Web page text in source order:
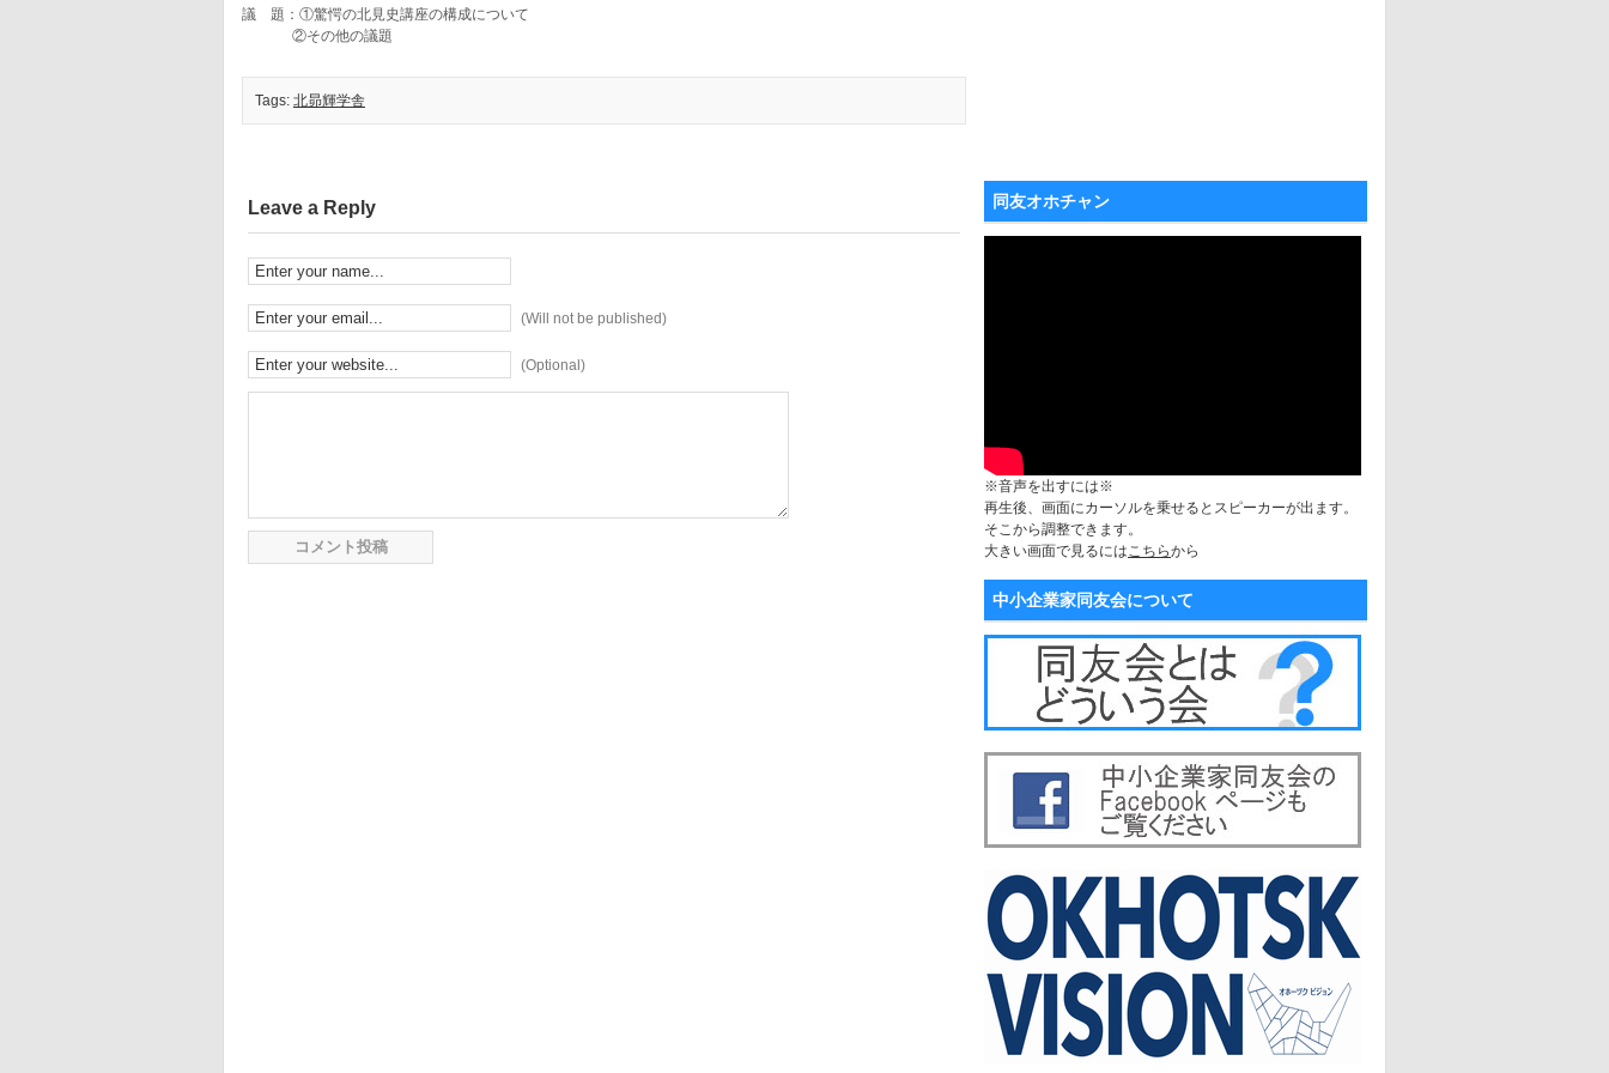
議 題：①驚愕の北見史講座の構成について
②その他の議題
Tags: 北昴輝学舎
Leave a Reply
(Will not be published)
(Optional)
同友オホチャン
※音声を出すには※
再生後、画面にカーソルを乗せるとスピーカーが出ます。
そこから調整できます。
大きい画面で見るにはこちらから
中小企業家同友会について